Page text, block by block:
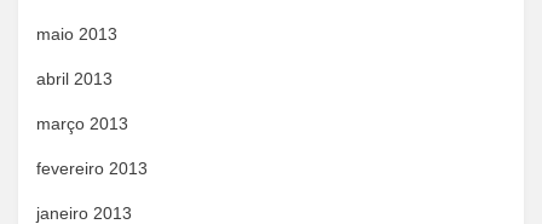
maio 2013
abril 2013
março 2013
fevereiro 2013
janeiro 2013